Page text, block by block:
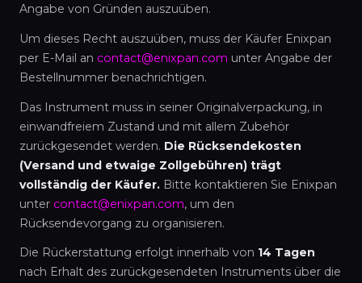
Angabe von Gründen auszuüben.
Um dieses Recht auszuüben, muss der Käufer Enixpan
per E-Mail an contact@enixpan.com unter Angabe der
Bestellnummer benachrichtigen.
Das Instrument muss in seiner Originalverpackung, in
einwandfreiem Zustand und mit allem Zubehör
zurückgesendet werden. Die Rücksendekosten
(Versand und etwaige Zollgebühren) trägt
vollständig der Käufer. Bitte kontaktieren Sie Enixpan
unter contact@enixpan.com, um den
Rücksendevorgang zu organisieren.
Die Rückerstattung erfolgt innerhalb von 14 Tagen
nach Erhalt des zurückgesendeten Instruments über die